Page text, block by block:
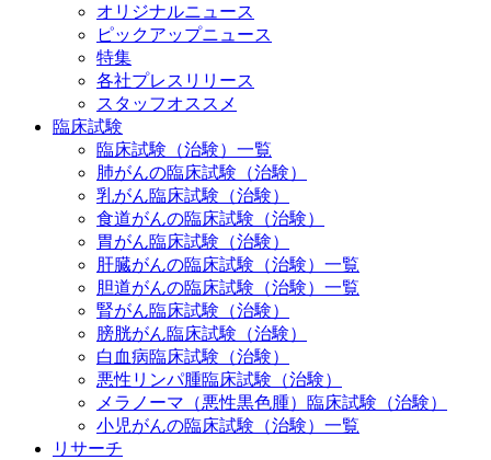
オリジナルニュース
ピックアップニュース
特集
各社プレスリリース
スタッフオススメ
臨床試験
臨床試験（治験）一覧
肺がんの臨床試験（治験）
乳がん臨床試験（治験）
食道がんの臨床試験（治験）
胃がん臨床試験（治験）
肝臓がんの臨床試験（治験）一覧
胆道がんの臨床試験（治験）一覧
腎がん臨床試験（治験）
膀胱がん臨床試験（治験）
白血病臨床試験（治験）
悪性リンパ腫臨床試験（治験）
メラノーマ（悪性黒色腫）臨床試験（治験）
小児がんの臨床試験（治験）一覧
リサーチ